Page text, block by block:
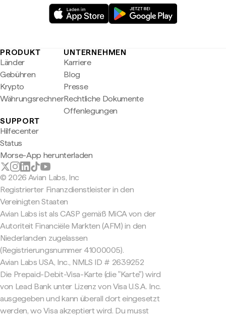
PRODUKT
Länder
Gebühren
Krypto
Währungsrechner
UNTERNEHMEN
Karriere
Blog
Presse
Rechtliche Dokumente
Offenlegungen
SUPPORT
Hilfecenter
Status
Morse-App herunterladen
© 2026 Avian Labs, Inc
Registrierter Finanzdienstleister in den
Vereinigten Staaten
Avian Labs ist als CASP gemäß MiCA von der
Autoriteit Financiële Markten (AFM) in den
Niederlanden zugelassen
(Registrierungsnummer 41000005).
Avian Labs USA, Inc., NMLS ID # 2639252
Die Prepaid-Debit-Visa-Karte (die "Karte") wird
von Lead Bank unter Lizenz von Visa U.S.A. Inc.
ausgegeben und kann überall dort eingesetzt
werden, wo Visa akzeptiert wird. Du musst